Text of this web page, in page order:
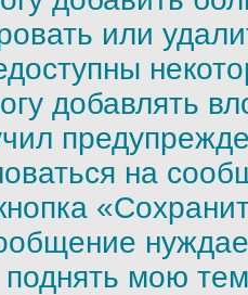
или
добавлять
на
мою